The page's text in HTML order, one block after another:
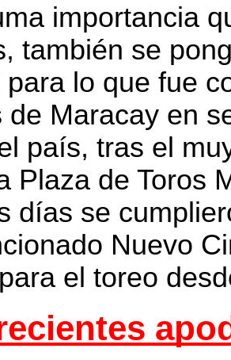
importancia
también se
para lo que fue
de Maracay en
país, tras el
Plaza de Toros
días se
Nuevo
el toreo